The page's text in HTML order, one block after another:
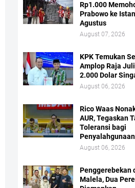
Rp1.000
Prabowo ke
Agustus
August 07, 2026
KPK Temukan
Amplop Raja
2.000 Dolar
August 06, 2026
Rico Waas
AUR, Tegaskan
Toleransi bagi
August 06, 2026
Penggerebekan
Malela, Dua